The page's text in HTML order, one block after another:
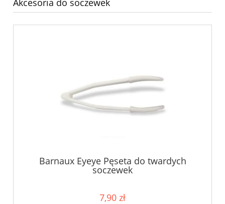
Akcesoria do soczewek
Barnaux Eyeye Pęseta do twardych
soczewek
7,90 zł